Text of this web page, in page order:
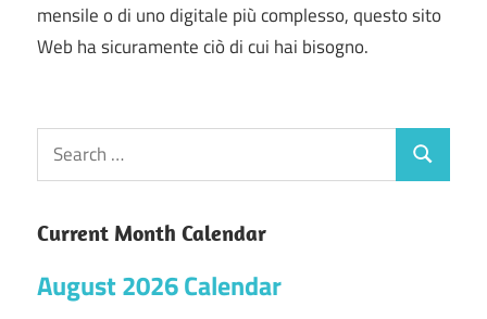
mensile o di uno digitale più complesso, questo sito
Web ha sicuramente ciò di cui hai bisogno.
Current Month Calendar
August 2026 Calendar